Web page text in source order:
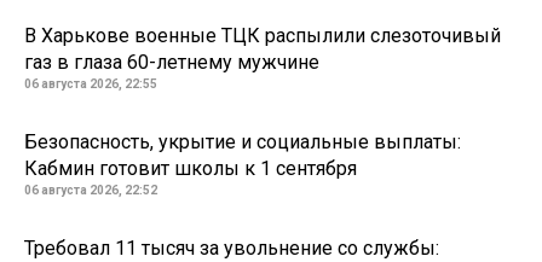
В Харькове военные ТЦК распылили слезоточивый
газ в глаза 60-летнему мужчине
06 августа 2026, 22:55
Безопасность, укрытие и социальные выплаты:
Кабмин готовит школы к 1 сентября
06 августа 2026, 22:52
Требовал 11 тысяч за увольнение со службы: